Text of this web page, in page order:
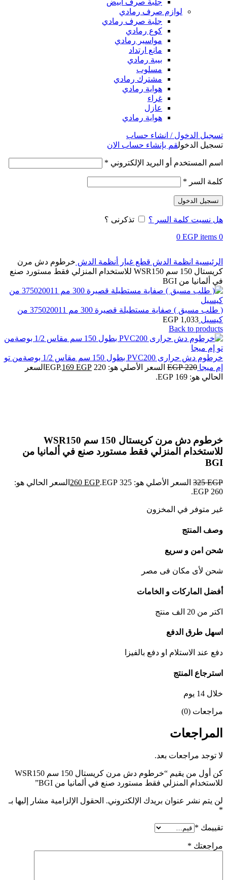
جلبة صرف ابيض
لوازم صرف رمادي
جلبة صرف رمادي
كوع رمادي
مواسير رمادي
مانع ارتداد
بيبة رمادي
مسلوب
مشترك رمادي
هواية رمادي
غراء
عازل
هواية رمادي
تسجيل الدخول / انشاء حساب
تسجيل الدخولقم بإنشاء حساب الان
اسم المستخدم أو البريد الإلكتروني *
كلمة السر *
تسجيل الدخول
هل نسيت كلمة السر ؟
تذكرنى ؟
0
items
0 EGP
الرئيسية انظمة الدش قطع غيار أنظمة الدش خرطوم دش مرن
كريستال 150 سم WSR150 للاستخدام المنزلي فقط مستورد صنع
في ألمانيا من BGI
( طلب مسبق ) صفاية مستطيلة قصيرة 300 مم 375020011 من
كيسيل 1,033
EGP
Back to products
خرطوم دش حرارى PVC200 بطول 150 سم مقاس 1/2 بوصةمن تو
إم ميجا 220
EGP السعر الأصلي هو: 220 EGP. 169 EGP
السعر
الحالي هو: 169 EGP.
خرطوم دش مرن كريستال 150 سم WSR150
للاستخدام المنزلي فقط مستورد صنع في ألمانيا من
BGI
325EGP السعر الأصلي هو: 325 EGP. 260 EGP
السعر الحالي هو:
260 EGP.
غير متوفر في المخزون
وصف المنتج
شحن امن و سريع
شحن لأى مكان فى مصر
أفضل الماركات و الخامات
اكتر من 20 الف منتج
اسهل طرق الدفع
دفع عند الاستلام او دفع بالفيزا
استرجاع المنتج
خلال 14 يوم
مراجعات (0)
المراجعات
لا توجد مراجعات بعد.
كن أول من يقيم “خرطوم دش مرن كريستال 150 سم WSR150
للاستخدام المنزلي فقط مستورد صنع في ألمانيا من BGI”
لن يتم نشر عنوان بريدك الإلكتروني. الحقول الإلزامية مشار إليها بـ
*
تقييمك *
مراجعتك *